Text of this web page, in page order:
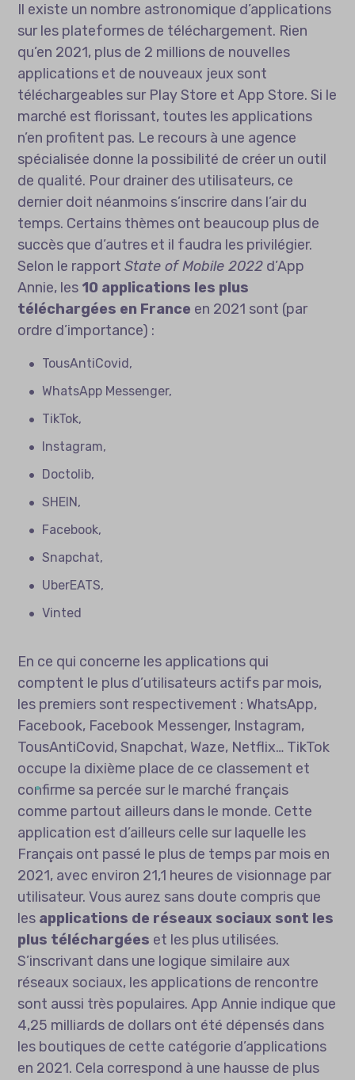
Il existe un nombre astronomique d’applications
sur les plateformes de téléchargement. Rien
qu’en 2021, plus de 2 millions de nouvelles
applications et de nouveaux jeux sont
téléchargeables sur Play Store et App Store. Si le
marché est florissant, toutes les applications
n’en profitent pas. Le recours à une agence
spécialisée donne la possibilité de créer un outil
de qualité. Pour drainer des utilisateurs, ce
dernier doit néanmoins s’inscrire dans l’air du
temps. Certains thèmes ont beaucoup plus de
succès que d’autres et il faudra les privilégier.
Selon le rapportState of Mobile 2022 d’App
Annie, les 10 applications les plus
téléchargées en France en 2021 sont (par
ordre d’importance) :
TousAntiCovid,
WhatsApp Messenger,
TikTok,
Instagram,
Doctolib,
SHEIN,
Facebook,
Snapchat,
UberEATS,
Vinted
En ce qui concerne les applications qui
comptent le plus d’utilisateurs actifs par mois,
les premiers sont respectivement : WhatsApp,
Facebook, Facebook Messenger, Instagram,
TousAntiCovid, Snapchat, Waze, Netflix… TikTok
occupe la dixième place de ce classement et
confirme sa percée sur le marché français
comme partout ailleurs dans le monde. Cette
application est d’ailleurs celle sur laquelle les
Français ont passé le plus de temps par mois en
2021, avec environ 21,1 heures de visionnage par
utilisateur. Vous aurez sans doute compris que
les applications de réseaux sociaux sont les
plus téléchargées et les plus utilisées.
S’inscrivant dans une logique similaire aux
réseaux sociaux, les applications de rencontre
sont aussi très populaires. App Annie indique que
4,25 milliards de dollars ont été dépensés dans
les boutiques de cette catégorie d’applications
en 2021. Cela correspond à une hausse de plus